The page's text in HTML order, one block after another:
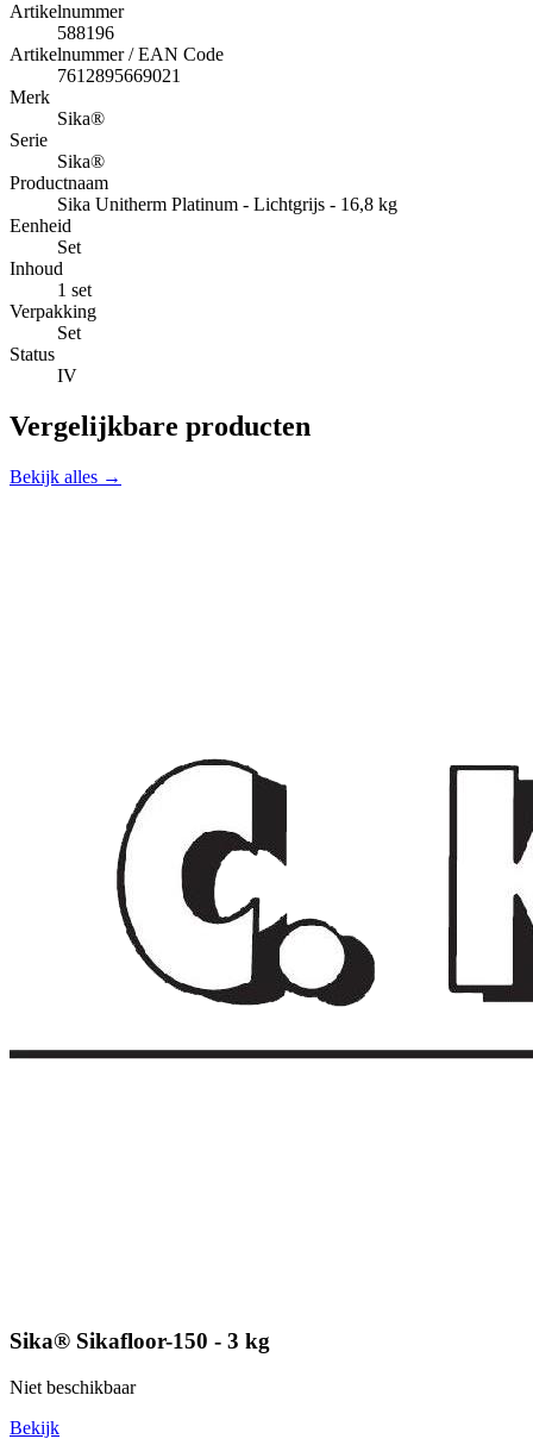
Artikelnummer
588196
Artikelnummer / EAN Code
7612895669021
Merk
Sika®
Serie
Sika®
Productnaam
Sika Unitherm Platinum - Lichtgrijs - 16,8 kg
Eenheid
Set
Inhoud
1 set
Verpakking
Set
Status
IV
Vergelijkbare producten
Bekijk alles →
Sika® Sikafloor-150 - 3 kg
Niet beschikbaar
Bekijk